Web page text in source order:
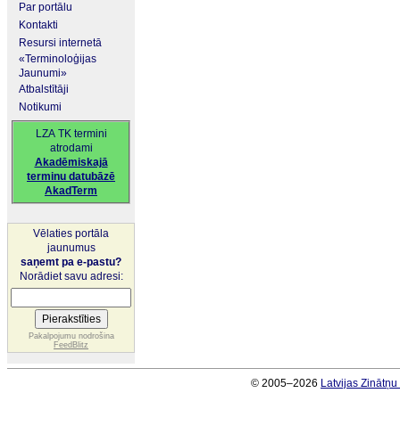
Par portālu
Kontakti
Resursi internetā
«Terminoloģijas
Jaunumi»
Atbalstītāji
Notikumi
LZA TK termini
atrodami
Akadēmiskajā
terminu datubāzē
AkadTerm
Vēlaties portāla
jaunumus
saņemt pa e-pastu?
Norādiet savu adresi:
Pakalpojumu nodrošina
FeedBlitz
© 2005–2026 Latvijas